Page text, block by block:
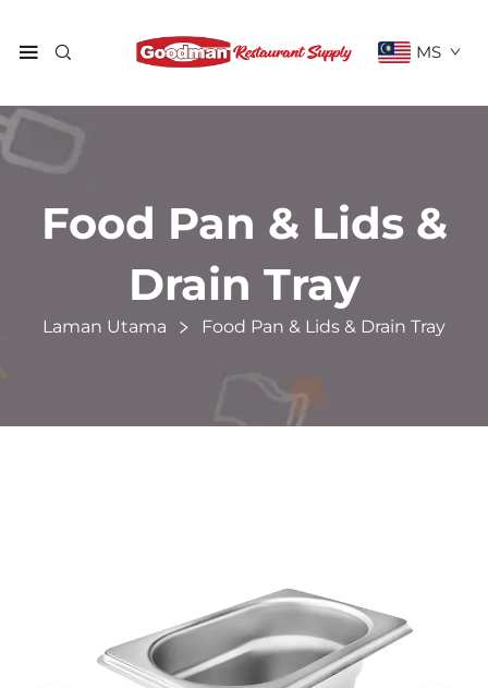
MS
Food Pan & Lids &
Drain Tray
Laman Utama Food Pan & Lids & Drain Tray